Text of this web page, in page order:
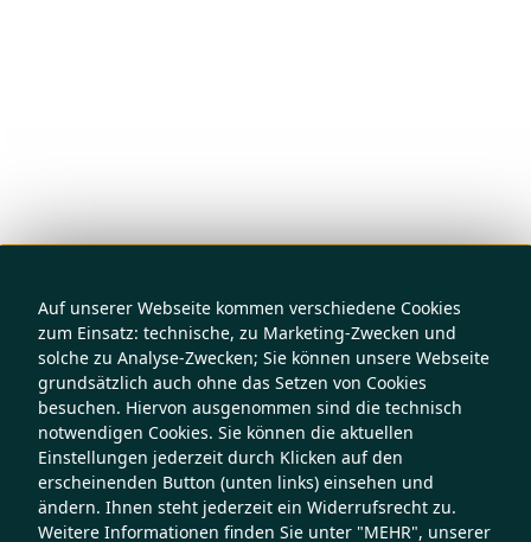
Auf unserer Webseite kommen verschiedene Cookies
zum Einsatz: technische, zu Marketing-Zwecken und
solche zu Analyse-Zwecken; Sie können unsere Webseite
grundsätzlich auch ohne das Setzen von Cookies
besuchen. Hiervon ausgenommen sind die technisch
notwendigen Cookies. Sie können die aktuellen
Einstellungen jederzeit durch Klicken auf den
erscheinenden Button (unten links) einsehen und
ändern. Ihnen steht jederzeit ein Widerrufsrecht zu.
Weitere Informationen finden Sie unter "MEHR", unserer